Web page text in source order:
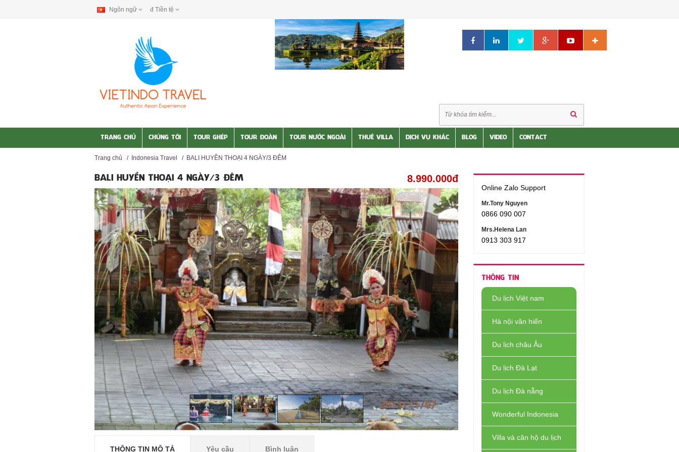
Ngôn ngữ đ Tiền tệ
TRANG CHỦ CHÚNG TÔI TOUR GHÉP TOUR ĐOÀN TOUR NƯỚC NGOÀI THUÊ VILLA DỊCH VỤ KHÁC BLOG VIDEO CONTACT
Trang chủ / Indonesia Travel / BALI HUYỀN THOẠI 4 NGÀY/3 ĐÊM
BALI HUYỀN THOẠI 4 NGÀY/3 ĐÊM 8.990.000đ
THÔNG TIN MÔ TẢ Yêu cầu Bình luận
Online Zalo Support
Mr.Tony Nguyen
0866 090 007
Mrs.Helena Lan
0913 303 917
THÔNG TIN
Du lịch Việt nam
Hà nội văn hiến
Du lịch châu Âu
Du lịch Đà Lạt
Du lịch Đà nẵng
Wonderful Indonesia
Villa và căn hộ du lịch